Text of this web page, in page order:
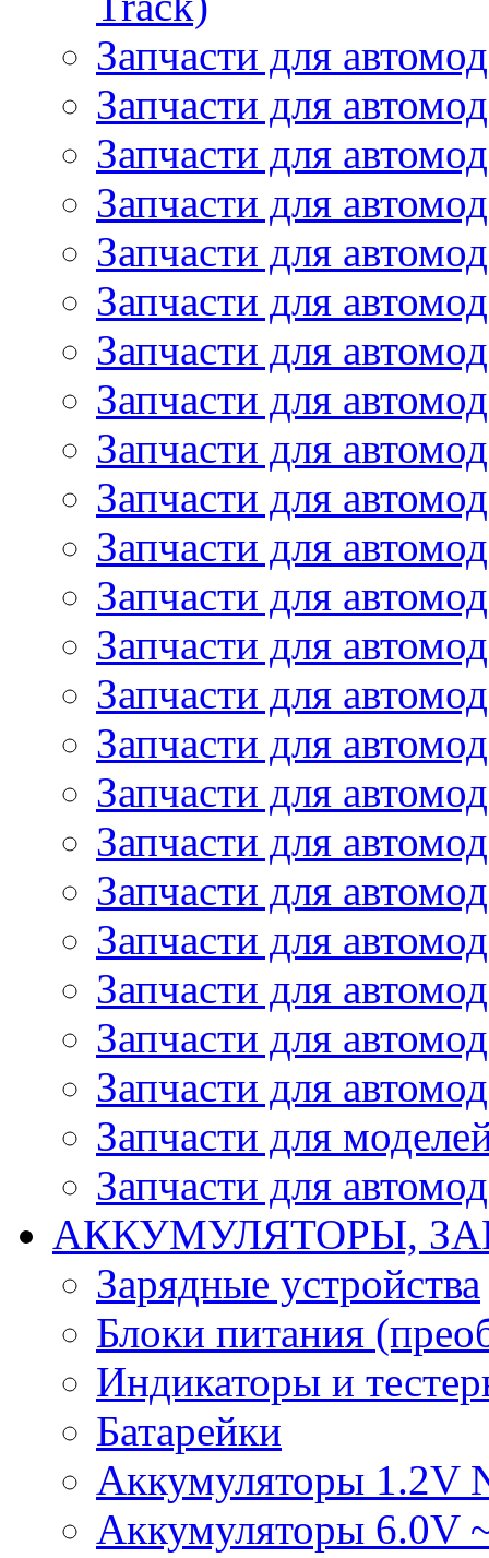
Запчасти для
Запчасти для
Запчасти для
Запчасти для
Запчасти для
Запчасти для
Запчасти для
Запчасти для
Запчасти для
Запчасти для
Запчасти для
Запчасти для
Запчасти для
Запчасти для
Запчасти для
Запчасти для
Запчасти для
Запчасти для
Запчасти для
Запчасти для
Запчасти для
Запчасти для
Запчасти для
Запчасти для
АККУМУЛЯТОРЫ,
Зарядные устройства
Блоки питания
Индикаторы и
Батарейки
Аккумуляторы 1.2V
Аккумуляторы 6.0V